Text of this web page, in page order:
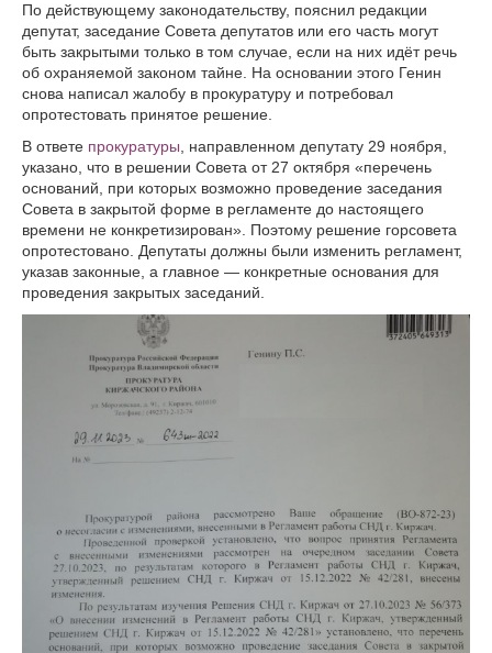
По действующему законодательству, пояснил редакции
депутат, заседание Совета депутатов или его часть могут
быть закрытыми только в том случае, если на них идёт речь
об охраняемой законом тайне. На основании этого Генин
снова написал жалобу в прокуратуру и потребовал
опротестовать принятое решение.
В ответе прокуратуры, направленном депутату 29 ноября,
указано, что в решении Совета от 27 октября «перечень
оснований, при которых возможно проведение заседания
Совета в закрытой форме в регламенте до настоящего
времени не конкретизирован». Поэтому решение горсовета
опротестовано. Депутаты должны были изменить регламент,
указав законные, а главное — конкретные основания для
проведения закрытых заседаний.